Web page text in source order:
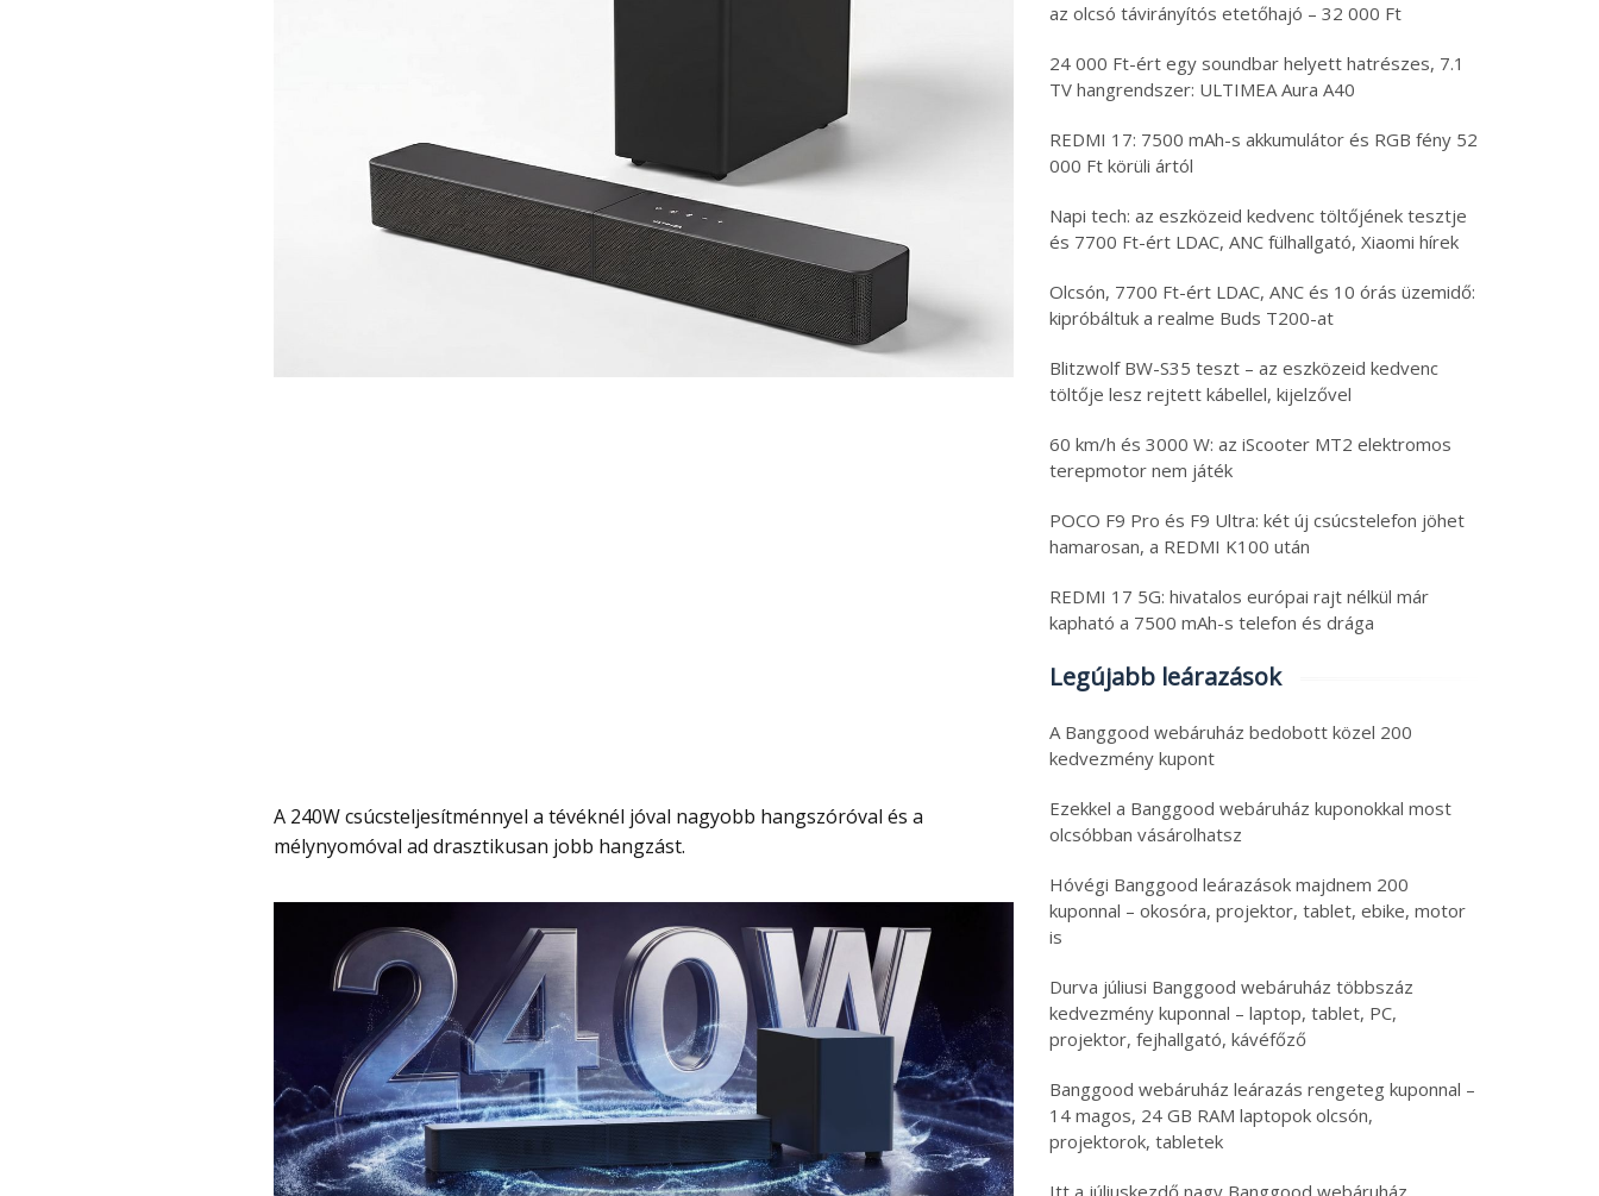
A 240W csúcsteljesítménnyel a tévéknél jóval nagyobb hangszóróval és a
mélynyomóval ad drasztikusan jobb hangzást.
az olcsó távirányítós etetőhajó – 32 000 Ft
24 000 Ft-ért egy soundbar helyett hatrészes, 7.1
TV hangrendszer: ULTIMEA Aura A40
REDMI 17: 7500 mAh-s akkumulátor és RGB fény 52
000 Ft körüli ártól
Napi tech: az eszközeid kedvenc töltőjének tesztje
és 7700 Ft-ért LDAC, ANC fülhallgató, Xiaomi hírek
Olcsón, 7700 Ft-ért LDAC, ANC és 10 órás üzemidő:
kipróbáltuk a realme Buds T200-at
Blitzwolf BW-S35 teszt – az eszközeid kedvenc
töltője lesz rejtett kábellel, kijelzővel
60 km/h és 3000 W: az iScooter MT2 elektromos
terepmotor nem játék
POCO F9 Pro és F9 Ultra: két új csúcstelefon jöhet
hamarosan, a REDMI K100 után
REDMI 17 5G: hivatalos európai rajt nélkül már
kapható a 7500 mAh-s telefon és drága
Legújabb leárazások
A Banggood webáruház bedobott közel 200
kedvezmény kupont
Ezekkel a Banggood webáruház kuponokkal most
olcsóbban vásárolhatsz
Hóvégi Banggood leárazások majdnem 200
kuponnal – okosóra, projektor, tablet, ebike, motor
is
Durva júliusi Banggood webáruház többszáz
kedvezmény kuponnal – laptop, tablet, PC,
projektor, fejhallgató, kávéfőző
Banggood webáruház leárazás rengeteg kuponnal –
14 magos, 24 GB RAM laptopok olcsón,
projektorok, tabletek
Itt a júliuskezdő nagy Banggood webáruház